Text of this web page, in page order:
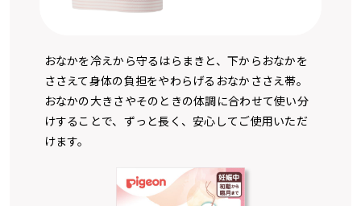
おなかを冷えから守るはらまきと、下からおなかを
ささえて身体の負担をやわらげるおなかささえ帯。
おなかの大きさやそのときの体調に合わせて使い分
けすることで、ずっと長く、安心してご使用いただ
けます。